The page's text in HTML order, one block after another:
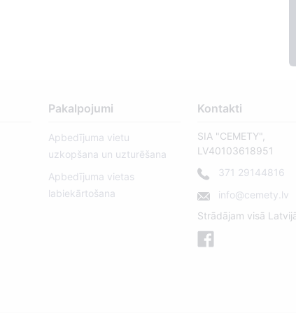
Pakalpojumi
Apbedījuma vietu
uzkopšana un uzturēšana
Apbedījuma vietas
labiekārtošana
Kontakti
SIA "CEMETY",
LV40103618951
371 29144816
info@cemety.lv
Strādājam visā